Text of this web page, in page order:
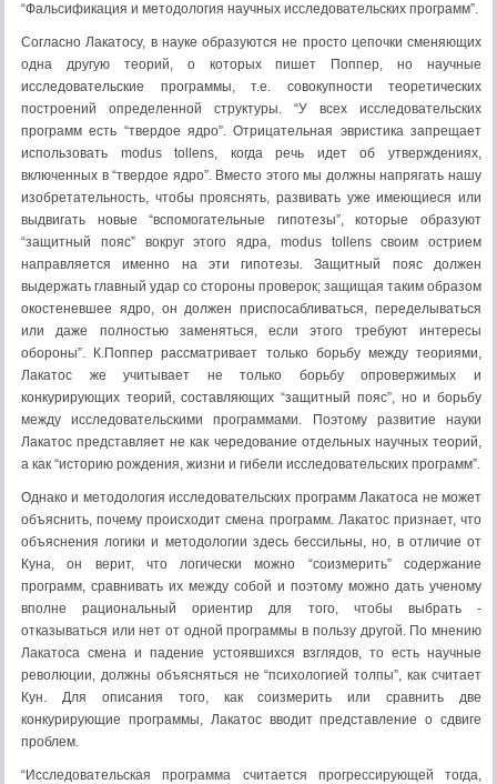
“Фальсификация и методология научных исследовательских программ”.
Согласно Лакатосу, в науке образуются не просто цепочки сменяющих
одна другую теорий, о которых пишет Поппер, но научные
исследовательские программы, т.е. совокупности теоретических
построений определенной структуры. “У всех исследовательских
программ есть “твердое ядро”. Отрицательная эвристика запрещает
использовать modus tollens, когда речь идет об утверждениях,
включенных в “твердое ядро”. Вместо этого мы должны напрягать нашу
изобретательность, чтобы прояснять, развивать уже имеющиеся или
выдвигать новые “вспомогательные гипотезы”, которые образуют
“защитный пояс” вокруг этого ядра, modus tollens своим острием
направляется именно на эти гипотезы. Защитный пояс должен
выдержать главный удар со стороны проверок; защищая таким образом
окостеневшее ядро, он должен приспосабливаться, переделываться
или даже полностью заменяться, если этого требуют интересы
обороны”. К.Поппер рассматривает только борьбу между теориями,
Лакатос же учитывает не только борьбу опровержимых и
конкурирующих теорий, составляющих “защитный пояс”, но и борьбу
между исследовательскими программами. Поэтому развитие науки
Лакатос представляет не как чередование отдельных научных теорий,
а как “историю рождения, жизни и гибели исследовательских программ”.
Однако и методология исследовательских программ Лакатоса не может
объяснить, почему происходит смена программ. Лакатос признает, что
объяснения логики и методологии здесь бессильны, но, в отличие от
Куна, он верит, что логически можно “соизмерить” содержание
программ, сравнивать их между собой и поэтому можно дать ученому
вполне рациональный ориентир для того, чтобы выбрать -
отказываться или нет от одной программы в пользу другой. По мнению
Лакатоса смена и падение устоявшихся взглядов, то есть научные
революции, должны объясняться не “психологией толпы”, как считает
Кун. Для описания того, как соизмерить или сравнить две
конкурирующие программы, Лакатос вводит представление о сдвиге
проблем.
“Исследовательская программа считается прогрессирующей тогда,